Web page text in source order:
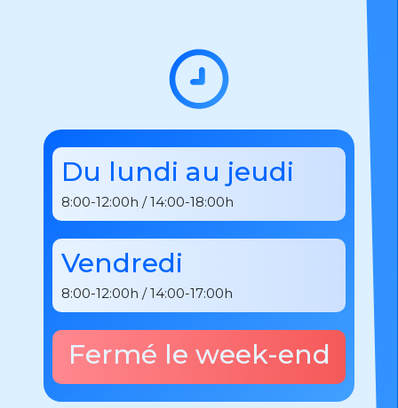
Du lundi au jeudi
8:00-12:00h / 14:00-18:00h
Vendredi
8:00-12:00h / 14:00-17:00h
Fermé le week-end